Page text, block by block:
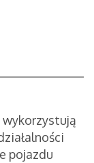
wykorzystują
pojazdu